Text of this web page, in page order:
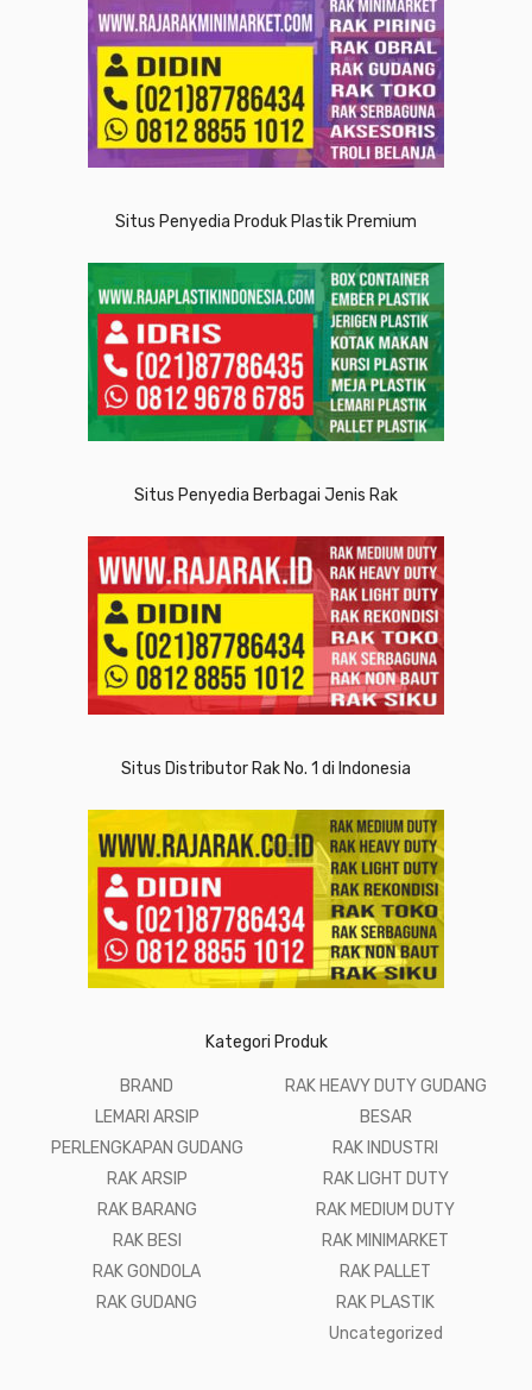
Situs Penyedia Produk Plastik Premium
Situs Penyedia Berbagai Jenis Rak
Situs Distributor Rak No. 1 di Indonesia
Kategori Produk
BRAND
LEMARI ARSIP
PERLENGKAPAN GUDANG
RAK ARSIP
RAK BARANG
RAK BESI
RAK GONDOLA
RAK GUDANG
RAK HEAVY DUTY GUDANG
BESAR
RAK INDUSTRI
RAK LIGHT DUTY
RAK MEDIUM DUTY
RAK MINIMARKET
RAK PALLET
RAK PLASTIK
Uncategorized